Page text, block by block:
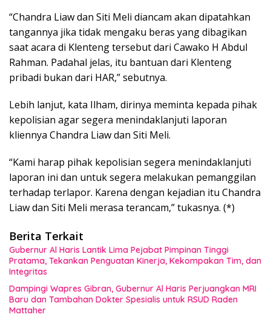
“Chandra Liaw dan Siti Meli diancam akan dipatahkan
tangannya jika tidak mengaku beras yang dibagikan
saat acara di Klenteng tersebut dari Cawako H Abdul
Rahman. Padahal jelas, itu bantuan dari Klenteng
pribadi bukan dari HAR,” sebutnya.
Lebih lanjut, kata Ilham, dirinya meminta kepada pihak
kepolisian agar segera menindaklanjuti laporan
kliennya Chandra Liaw dan Siti Meli.
“Kami harap pihak kepolisian segera menindaklanjuti
laporan ini dan untuk segera melakukan pemanggilan
terhadap terlapor. Karena dengan kejadian itu Chandra
Liaw dan Siti Meli merasa terancam,” tukasnya. (*)
Berita Terkait
Gubernur Al Haris Lantik Lima Pejabat Pimpinan Tinggi
Pratama, Tekankan Penguatan Kinerja, Kekompakan Tim, dan
Integritas
Dampingi Wapres Gibran, Gubernur Al Haris Perjuangkan MRI
Baru dan Tambahan Dokter Spesialis untuk RSUD Raden
Mattaher